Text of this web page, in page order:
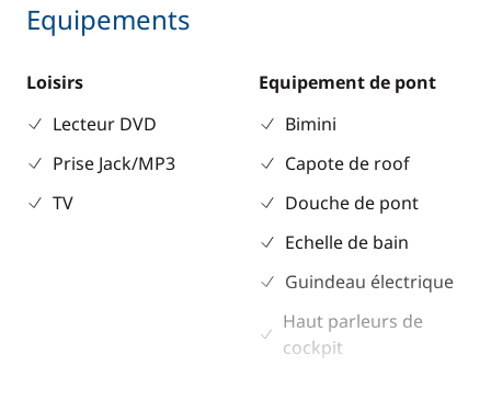
Equipements
Loisirs
Lecteur DVD
Prise Jack/MP3
TV
Equipement de pont
Bimini
Capote de roof
Douche de pont
Echelle de bain
Guindeau électrique
Haut parleurs de
cockpit